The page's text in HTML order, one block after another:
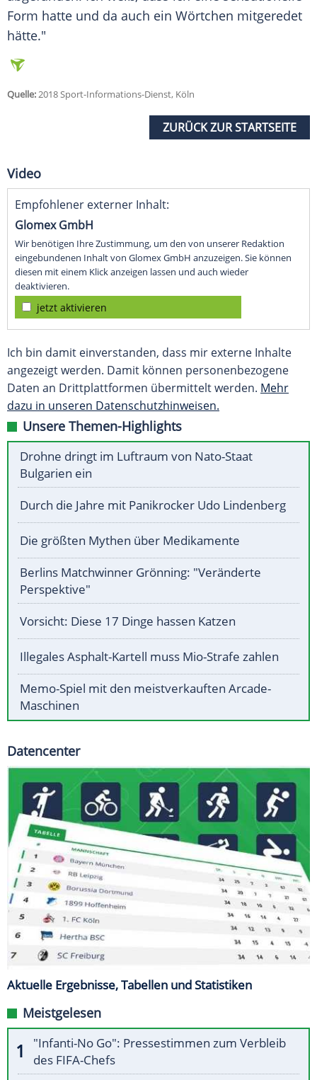
Form hatte und da auch ein Wörtchen mitgeredet
hätte."
Quelle:2018 Sport-Informations-Dienst, Köln
ZURÜCK ZUR STARTSEITE
Video
Empfohlener externer Inhalt:
Glomex GmbH
Wir benötigen Ihre Zustimmung, um den von unserer Redaktion
eingebundenen Inhalt von Glomex GmbH anzuzeigen. Sie können
diesen mit einem Klick anzeigen lassen und auch wieder
deaktivieren.
jetzt aktivieren
Ich bin damit einverstanden, dass mir externe Inhalte
angezeigt werden. Damit können personenbezogene
Daten an Drittplattformen übermittelt werden. Mehr
dazu in unseren Datenschutzhinweisen.
Unsere Themen-Highlights
Drohne dringt im Luftraum von Nato-Staat
Bulgarien ein
Durch die Jahre mit Panikrocker Udo Lindenberg
Die größten Mythen über Medikamente
Berlins Matchwinner Grönning: "Veränderte
Perspektive"
Vorsicht: Diese 17 Dinge hassen Katzen
Illegales Asphalt-Kartell muss Mio-Strafe zahlen
Memo-Spiel mit den meistverkauften Arcade-
Maschinen
Datencenter
Aktuelle Ergebnisse, Tabellen und Statistiken
Meistgelesen
"Infanti-No Go": Pressestimmen zum Verbleib
des FIFA-Chefs